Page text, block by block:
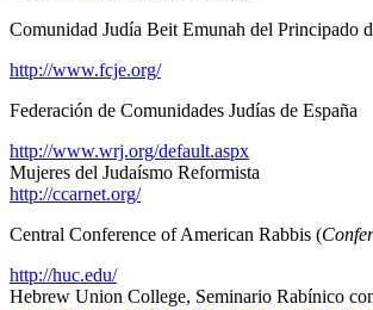
Comunidad Judía Beit Emunah del Principado
http://www.fcje.org/
Federación de Comunidades Judías de España
http://www.wrj.org/default.aspx
Mujeres del Judaísmo Reformista
http://ccarnet.org/
Central Conference of American Rabbis (
http://huc.edu/
Hebrew Union College, Seminario Rabínico